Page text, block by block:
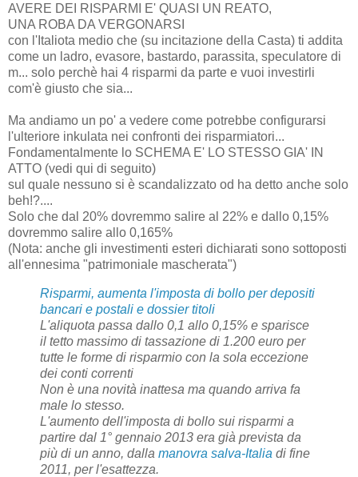
AVERE DEI RISPARMI E' QUASI UN REATO,
UNA ROBA DA VERGONARSI
con l'Italiota medio che (su incitazione della Casta) ti addita
come un ladro, evasore, bastardo, parassita, speculatore di
m... solo perchè hai 4 risparmi da parte e vuoi investirli
com'è giusto che sia...
Ma andiamo un po' a vedere come potrebbe configurarsi
l'ulteriore inkulata nei confronti dei risparmiatori...
Fondamentalmente lo SCHEMA E' LO STESSO GIA' IN
ATTO (vedi qui di seguito)
sul quale nessuno si è scandalizzato od ha detto anche solo
beh!?....
Solo che dal 20% dovremmo salire al 22% e dallo 0,15%
dovremmo salire allo 0,165%
(Nota: anche gli investimenti esteri dichiarati sono sottoposti
all'ennesima "patrimoniale mascherata")
Risparmi, aumenta l'imposta di bollo per depositi
bancari e postali e dossier titoli
L'aliquota passa dallo 0,1 allo 0,15% e sparisce
il tetto massimo di tassazione di 1.200 euro per
tutte le forme di risparmio con la sola eccezione
dei conti correnti
Non è una novità inattesa ma quando arriva fa
male lo stesso.
L'aumento dell'imposta di bollo sui risparmi a
partire dal 1° gennaio 2013 era già prevista da
più di un anno, dalla manovra salva-Italia di fine
2011, per l'esattezza.